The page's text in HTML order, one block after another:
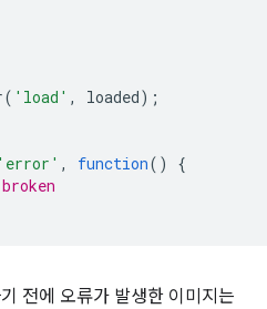
( 'load' , loaded);
'error' , function()
{
전에 오류가 발생한 이미지는